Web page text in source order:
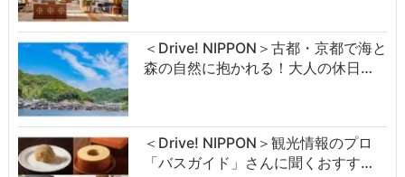
＜Drive! NIPPON＞古都・京都で海と
森の自然に抱かれる！大人の休日…
＜Drive! NIPPON＞観光情報のプロ
「バスガイド」さんに聞くおすす…